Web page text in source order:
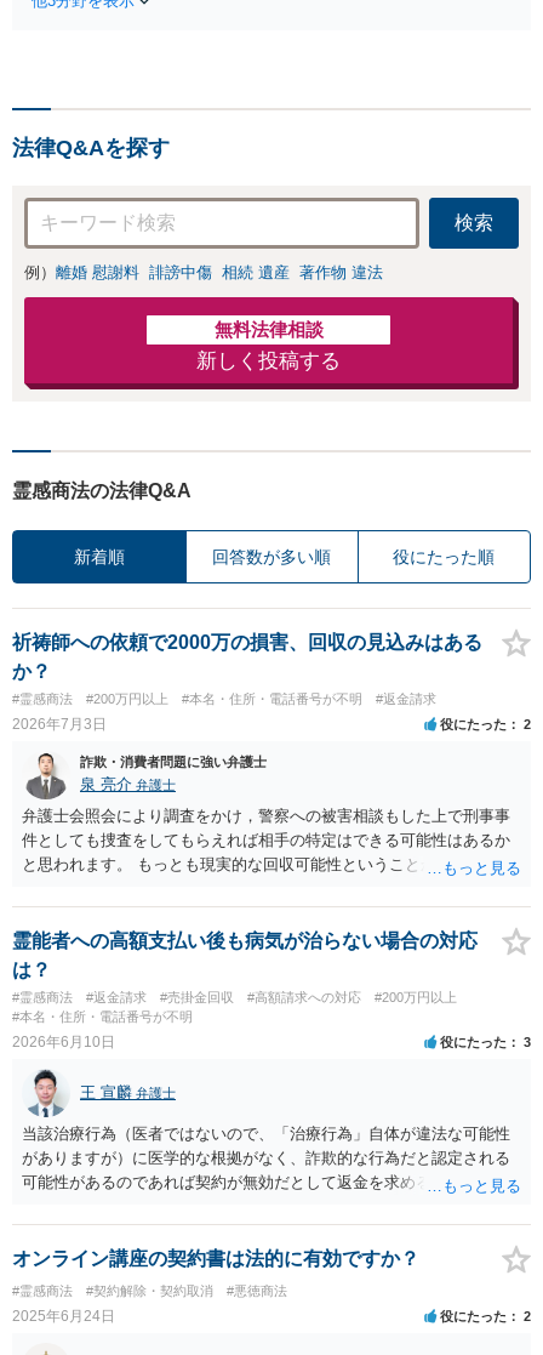
お店の風評被害対
応可：開示請求の
意見照会が来たと
きの対処法、被害
者との示談交渉
法律Q&Aを探す
検索
例） 離婚 慰謝料 誹謗中傷 相続 遺産 著作物 違法
無料法律相談
新しく投稿する
霊感商法の法律Q&A
新着順 回答数が多い順 役にたった順
祈祷師への依頼で2000万の損害、回収の見込みはある
か？
#霊感商法 #200万円以上 #本名・住所・電話番号が不明 #返金請求
2026年7月3日 役にたった 2
詐欺・消費者問題に強い弁護士
泉 亮介 弁護士
弁護士会照会により調査をかけ，警察への被害相談もした上で刑事事
件としても捜査をしてもらえれば相手の特定はできる可能性はあるか
と思われます。 もっとも現実的な回収可能性ということから考える
えた上で弁護士費用をかけて対応をするかどうかを検討する必要があ
るように思われます。
霊能者への高額支払い後も病気が治らない場合の対応
は？
#霊感商法 #返金請求 #売掛金回収 #高額請求への対応
#200万円以上
#本名・住所・電話番号が不明
2026年6月10日 役にたった 3
王 宣麟 弁護士
当該治療行為（医者ではないので、「治療行為」自体が違法な可能性
がありますが）に医学的な根拠がなく、詐欺的な行為だと認定される
可能性があるのであれば契約が無効だとして返金を求める可能性があ
いては、加害者に資金がないことを理由に、回収が出来ずに案件が終
了することもありますので、お手元にある相手方を特定するための証
拠や契約書類、説明資料等を含めて弁護士に相談されるのをお勧めし
ます。
オンライン講座の契約書は法的に有効ですか？
#霊感商法 #契約解除・契約取消 #悪徳商法
2025年6月24日 役にたった 2